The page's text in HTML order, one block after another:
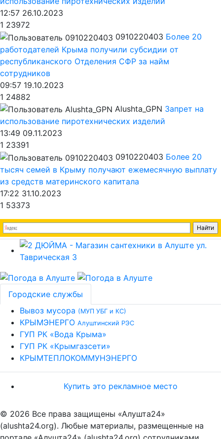
12:57 26.10.2023
1 23972
0910220403 Более 20
работодателей Крыма получили субсидии от
республиканского Отделения СФР за найм
сотрудников
09:57 19.10.2023
1 24882
Alushta_GPN Запрет на
использование пиротехнических изделий
13:49 09.11.2023
1 23391
0910220403 Более 20
тысяч семей в Крыму получают ежемесячную выплату
из средств материнского капитала
17:22 31.10.2023
1 53373
Городские службы
Вывоз мусора (МУП УБГ и КС)
КРЫМЭНЕРГО Алуштинский РЭС
ГУП РК «Вода Крыма»
ГУП РК «Крымгазсети»
КРЫМТЕПЛОКОММУНЭНЕРГО
Купить это рекламное место
© 2026 Все права защищены «Алушта24»
(alushta24.org). Любые материалы, размещенные на